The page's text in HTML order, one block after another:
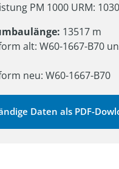
PM 1000 URM:
13517 m
alt: W60-1667-B70
neu: W60-1667-B70
Daten als PDF-